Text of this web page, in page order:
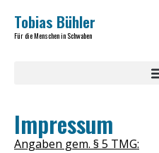
Tobias Bühler
Für die Menschen in Schwaben
Impressum
Angaben gem. § 5 TMG: